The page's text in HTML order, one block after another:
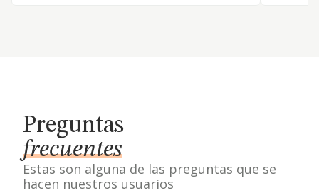
Preguntas
frecuentes
Estas son alguna de las preguntas que se
hacen nuestros usuarios